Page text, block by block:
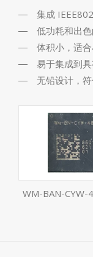
集成
低功耗和出
体积小，适
易于集成到
无铅设计，
WM-BAN-CYW-